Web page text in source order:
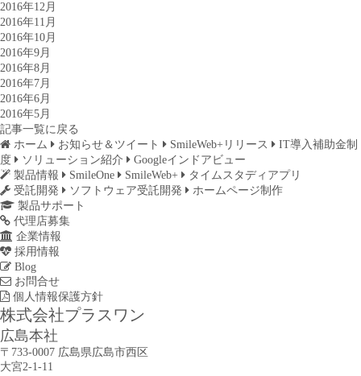
2016年12月
2016年11月
2016年10月
2016年9月
2016年8月
2016年7月
2016年6月
2016年5月
記事一覧に戻る
ホーム
お知らせ＆ツイート SmileWeb+リリース
IT導入補助金制
度
ソリューション紹介
Googleインドアビュー
製品情報
SmileOne SmileWeb+
タイムスタディアプリ
受託開発
ソフトウェア受託開発
ホームページ制作
製品サポート
代理店募集
企業情報
採用情報
Blog
お問合せ
個人情報保護方針
株式会社プラスワン
広島本社
〒733-0007 広島県広島市西区
大宮2-1-11